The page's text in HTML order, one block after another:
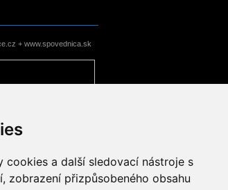
a další sledovací nástroje s
zobrazení přizpůsobeného obsahu
+ www.spovednica.sk